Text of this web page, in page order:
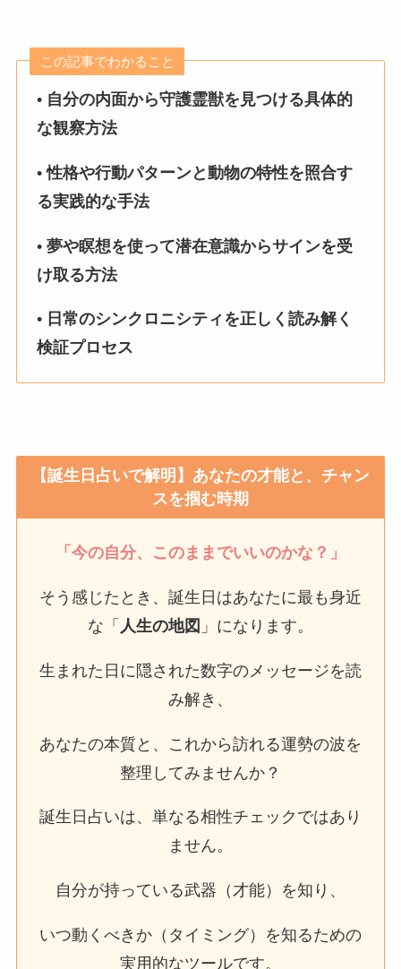
この記事でわかること
• 自分の内面から守護霊獣を見つける具体的
な観察方法
•性格や行動パターンと動物の特性を照合す
る実践的な手法
•夢や瞑想を使って潜在意識からサインを受
け取る方法
• 日常のシンクロニシティを正しく読み解く
検証プロセス
【誕生日占いで解明】あなたの才能と、チャン
スを掴む時期
「今の自分、このままでいいのかな？」
そう感じたとき、誕生日はあなたに最も身近
な「 人生の地図 」になります。
生まれた日に隠された数字のメッセージを読
み解き、
あなたの本質と、これから訪れる運勢の波を
整理してみませんか？
誕生日占いは、単なる相性チェックではあり
ません。
自分が持っている武器（才能）を知り、
いつ動くべきか（タイミング）を知るための
実用的なツールです。